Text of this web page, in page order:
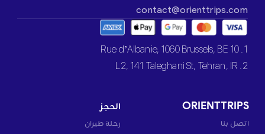
contact@orienttrips.com
1. 10 Rue d’Albanie, 1060 Brussels, BE
2. L2, 141 Taleghani St, Tehran, IR
ORIENTTRIPS
اتصل بنا
الحجز
رحلة طيران